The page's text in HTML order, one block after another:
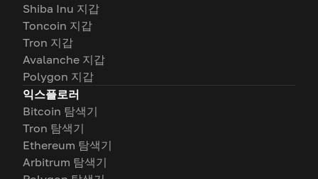
Shiba Inu 지갑
Toncoin 지갑
Tron 지갑
Avalanche 지갑
Polygon 지갑
익스플로러
Bitcoin 탐색기
Tron 탐색기
Ethereum 탐색기
Arbitrum 탐색기